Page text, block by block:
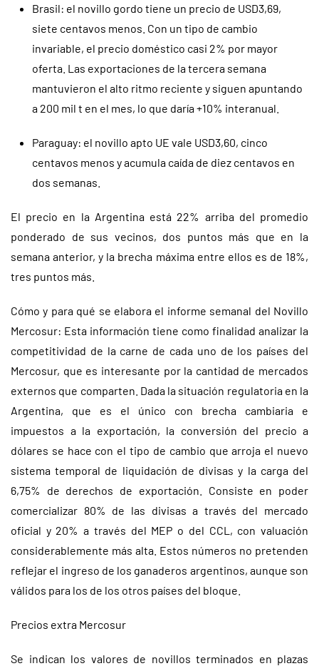
Brasil: el novillo gordo tiene un precio de USD3,69,
siete centavos menos. Con un tipo de cambio
invariable, el precio doméstico casi 2% por mayor
oferta. Las exportaciones de la tercera semana
mantuvieron el alto ritmo reciente y siguen apuntando
a 200 mil t en el mes, lo que daría +10% interanual.
Paraguay: el novillo apto UE vale USD3,60, cinco
centavos menos y acumula caída de diez centavos en
dos semanas.
El precio en la Argentina está 22% arriba del promedio
ponderado de sus vecinos, dos puntos más que en la
semana anterior, y la brecha máxima entre ellos es de 18%,
tres puntos más.
Cómo y para qué se elabora el informe semanal del Novillo
Mercosur: Esta información tiene como finalidad analizar la
competitividad de la carne de cada uno de los países del
Mercosur, que es interesante por la cantidad de mercados
externos que comparten. Dada la situación regulatoria en la
Argentina, que es el único con brecha cambiaria e
impuestos a la exportación, la conversión del precio a
dólares se hace con el tipo de cambio que arroja el nuevo
sistema temporal de liquidación de divisas y la carga del
6,75% de derechos de exportación. Consiste en poder
comercializar 80% de las divisas a través del mercado
oficial y 20% a través del MEP o del CCL, con valuación
considerablemente más alta. Estos números no pretenden
reflejar el ingreso de los ganaderos argentinos, aunque son
válidos para los de los otros países del bloque.
Precios extra Mercosur
Se indican los valores de novillos terminados en plazas